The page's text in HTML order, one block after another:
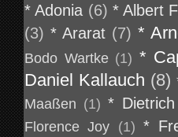
* Adonia (6) * Albert
(3) * Ararat (7) *
Bodo Wartke (1) *
Daniel Kallauch (8)
Maaßen (1) *
Florence Joy (1) *